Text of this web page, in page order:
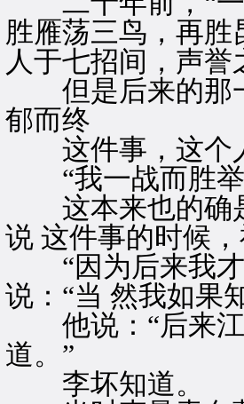
胜雁荡三鸟，再
人于七招间，声
但是后来的那一
郁而终
这件事，这个
“我一战而胜举
这本来也的确是
说 这件事的时候
“因为后来我才
说：“当 然我如果
他说：“后来江
道。”
李坏知道。